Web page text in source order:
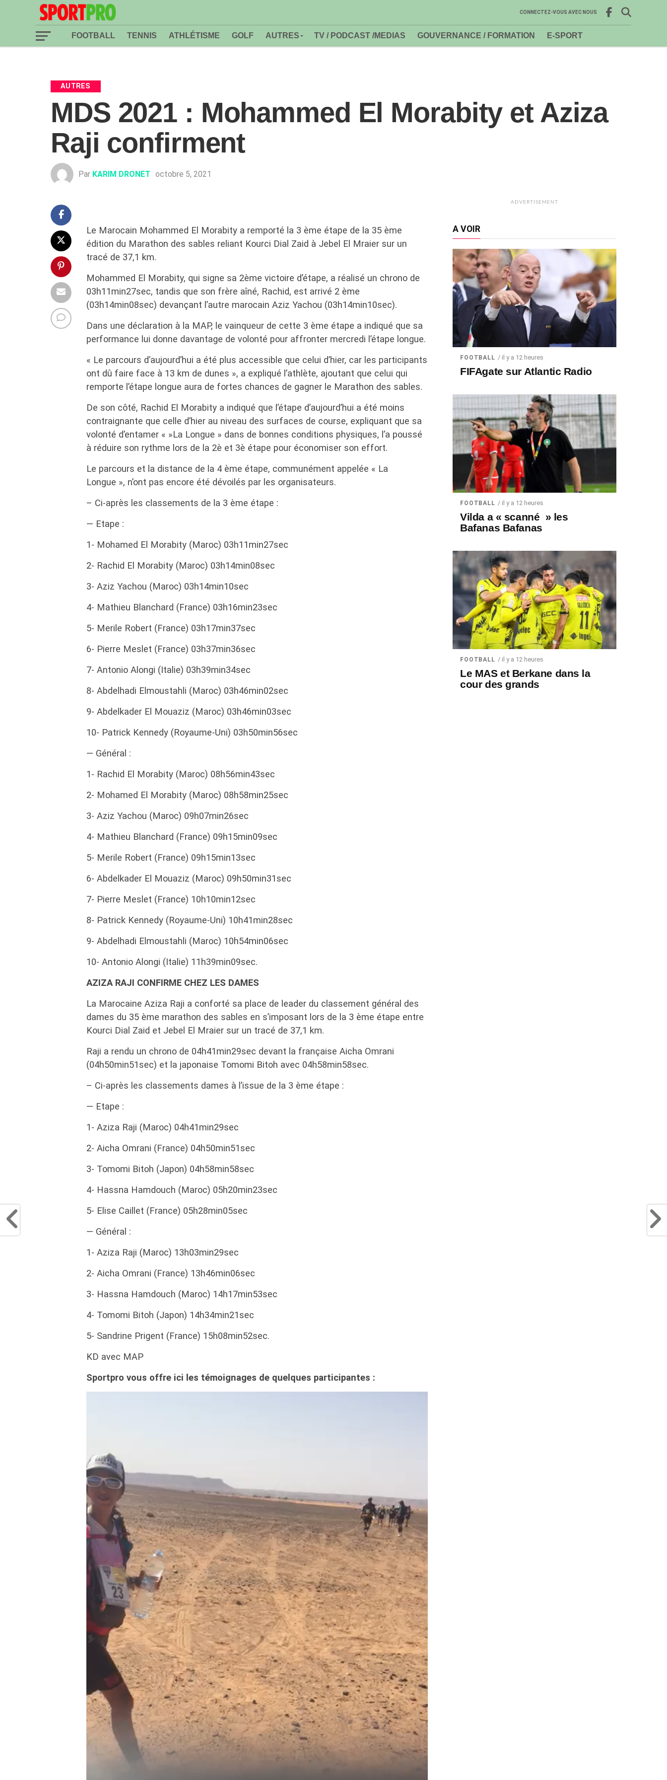
CONNECTEZ-VOUS AVEC NOUS
FOOTBALL TENNIS ATHLÉTISME GOLF AUTRES TV / PODCAST /MEDIAS GOUVERNANCE / FORMATION E-SPORT
AUTRES
MDS 2021 : Mohammed El Morabity et Aziza
Raji confirment
Par KARIM DRONET octobre 5, 2021
Le Marocain Mohammed El Morabity a remporté la 3 ème étape de la 35 ème
édition du Marathon des sables reliant Kourci Dial Zaid à Jebel El Mraier sur un
tracé de 37,1 km.
Mohammed El Morabity, qui signe sa 2ème victoire d’étape, a réalisé un chrono de
03h11min27sec, tandis que son frère aîné, Rachid, est arrivé 2 ème
(03h14min08sec) devançant l’autre marocain Aziz Yachou (03h14min10sec).
Dans une déclaration à la MAP, le vainqueur de cette 3 ème étape a indiqué que sa
performance lui donne davantage de volonté pour affronter mercredi l’étape longue.
« Le parcours d’aujourd’hui a été plus accessible que celui d’hier, car les participants
ont dû faire face à 13 km de dunes », a expliqué l’athlète, ajoutant que celui qui
remporte l’étape longue aura de fortes chances de gagner le Marathon des sables.
De son côté, Rachid El Morabity a indiqué que l’étape d’aujourd’hui a été moins
contraignante que celle d’hier au niveau des surfaces de course, expliquant que sa
volonté d’entamer « »La Longue » dans de bonnes conditions physiques, l’a poussé
à réduire son rythme lors de la 2è et 3è étape pour économiser son effort.
Le parcours et la distance de la 4 ème étape, communément appelée « La
Longue », n’ont pas encore été dévoilés par les organisateurs.
– Ci-après les classements de la 3 ème étape :
— Etape :
1- Mohamed El Morabity (Maroc) 03h11min27sec
2- Rachid El Morabity (Maroc) 03h14min08sec
3- Aziz Yachou (Maroc) 03h14min10sec
4- Mathieu Blanchard (France) 03h16min23sec
5- Merile Robert (France) 03h17min37sec
6- Pierre Meslet (France) 03h37min36sec
7- Antonio Alongi (Italie) 03h39min34sec
8- Abdelhadi Elmoustahli (Maroc) 03h46min02sec
9- Abdelkader El Mouaziz (Maroc) 03h46min03sec
10- Patrick Kennedy (Royaume-Uni) 03h50min56sec
— Général :
1- Rachid El Morabity (Maroc) 08h56min43sec
2- Mohamed El Morabity (Maroc) 08h58min25sec
3- Aziz Yachou (Maroc) 09h07min26sec
4- Mathieu Blanchard (France) 09h15min09sec
5- Merile Robert (France) 09h15min13sec
6- Abdelkader El Mouaziz (Maroc) 09h50min31sec
7- Pierre Meslet (France) 10h10min12sec
8- Patrick Kennedy (Royaume-Uni) 10h41min28sec
9- Abdelhadi Elmoustahli (Maroc) 10h54min06sec
10- Antonio Alongi (Italie) 11h39min09sec.
AZIZA RAJI CONFIRME CHEZ LES DAMES
La Marocaine Aziza Raji a conforté sa place de leader du classement général des
dames du 35 ème marathon des sables en s’imposant lors de la 3 ème étape entre
Kourci Dial Zaid et Jebel El Mraier sur un tracé de 37,1 km.
Raji a rendu un chrono de 04h41min29sec devant la française Aicha Omrani
(04h50min51sec) et la japonaise Tomomi Bitoh avec 04h58min58sec.
– Ci-après les classements dames à l’issue de la 3 ème étape :
— Etape :
1- Aziza Raji (Maroc) 04h41min29sec
2- Aicha Omrani (France) 04h50min51sec
3- Tomomi Bitoh (Japon) 04h58min58sec
4- Hassna Hamdouch (Maroc) 05h20min23sec
5- Elise Caillet (France) 05h28min05sec
— Général :
1- Aziza Raji (Maroc) 13h03min29sec
2- Aicha Omrani (France) 13h46min06sec
3- Hassna Hamdouch (Maroc) 14h17min53sec
4- Tomomi Bitoh (Japon) 14h34min21sec
5- Sandrine Prigent (France) 15h08min52sec.
KD avec MAP
Sportpro vous offre ici les témoignages de quelques participantes :
ADVERTISEMENT
A VOIR
FOOTBALL / il y a 12 heures
FIFAgate sur Atlantic Radio
FOOTBALL / il y a 12 heures
Vilda a « scanné » les
Bafanas Bafanas
FOOTBALL / il y a 12 heures
Le MAS et Berkane dans la
cour des grands